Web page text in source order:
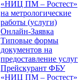
«НИЦ ПМ – Ростест»
на метрологические
работы (услуги)
Онлайн-Заявка
Типовые формы
документов на
предоставление услуг
Прейскурант ФБУ
«НИЦ ПМ – Ростест»